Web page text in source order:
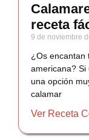
receta
9 de noviembre
¿Os encantan
americana?
una opción
calamar
Ver Receta